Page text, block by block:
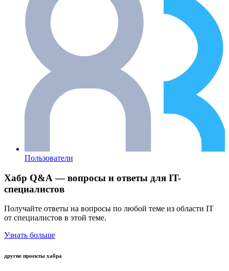
Пользователи
Хабр Q&A — вопросы и ответы для IT-
специалистов
Получайте ответы на вопросы по любой теме из области IT
от специалистов в этой теме.
Узнать больше
другие проекты хабра